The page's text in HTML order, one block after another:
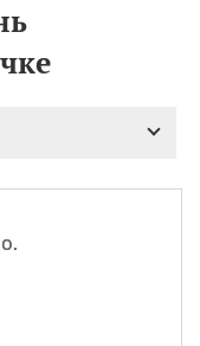
памяти
и
Пантелеимона
Чудотворца
полета на
Святой Клары —